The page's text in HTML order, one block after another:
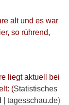
alt und es war
so rührend,
liegt aktuell bei
(Statistisches
| tagesschau.de)